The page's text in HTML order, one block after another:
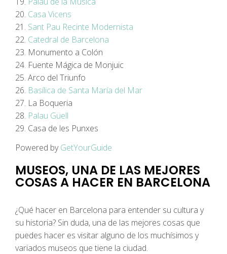
20. Casa Vicens
21. Sant Pau Recinte Modernista
22. Catedral de Barcelona
23. Monumento a Colón
24. Fuente Mágica de Monjuic
25. Arco del Triunfo
26. Basílica de Santa María del Mar
27. La Boqueria
28. Palau Güell
29. Casa de les Punxes
Powered byGetYourGuide
MUSEOS, UNA DE LAS MEJORES
COSAS A HACER EN BARCELONA
¿Qué hacer en Barcelona para entender su cultura y
su historia? Sin duda, una de las mejores cosas que
puedes hacer es visitar alguno de los muchísimos y
variados museos que tiene la ciudad.